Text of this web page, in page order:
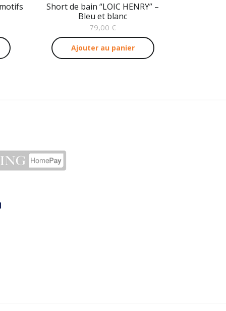
Short de bain “LOIC HENRY” –
Bleu et blanc
79,00 €
Ajouter au panier